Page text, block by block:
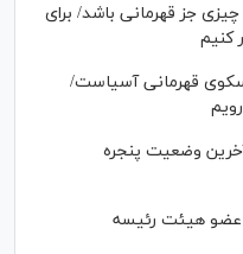
جز قهرمانی باشد/ برای
کنیم
قهرمانی آسیاست/
آخرین وضعیت پنجره
عضو هیئت رئیسه